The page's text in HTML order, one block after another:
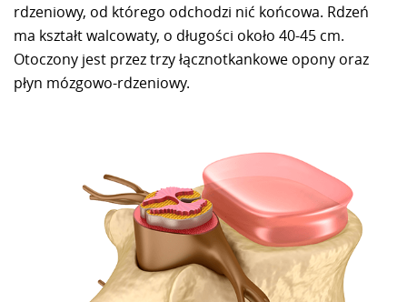
rdzeniowy, od którego odchodzi nić końcowa. Rdzeń
ma kształt walcowaty, o długości około 40-45 cm.
Otoczony jest przez trzy łącznotkankowe opony oraz
płyn mózgowo-rdzeniowy.